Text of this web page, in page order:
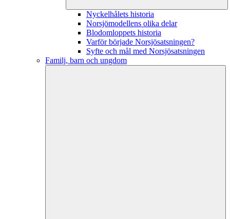
Nyckelhålets historia
Norsjömodellens olika delar
Blodomloppets historia
Varför började Norsjösatsningen?
Syfte och mål med Norsjösatsningen
Familj, barn och ungdom